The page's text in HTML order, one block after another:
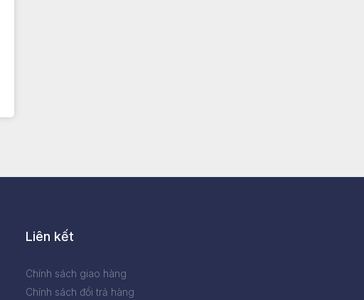
Liên kết
Chính sách giao hàng
Chính sách đổi trả hàng